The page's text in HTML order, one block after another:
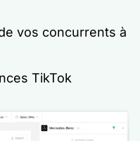
vos concurrents à
TikTok